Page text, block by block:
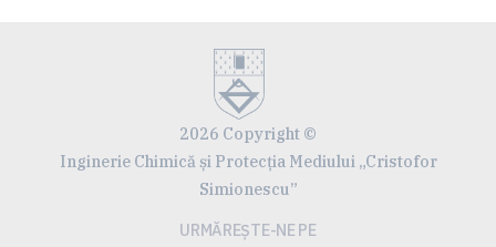
2026 Copyright ©
Inginerie Chimică și Protecția Mediului „Cristofor
Simionescu”
URMĂREȘTE-NE PE